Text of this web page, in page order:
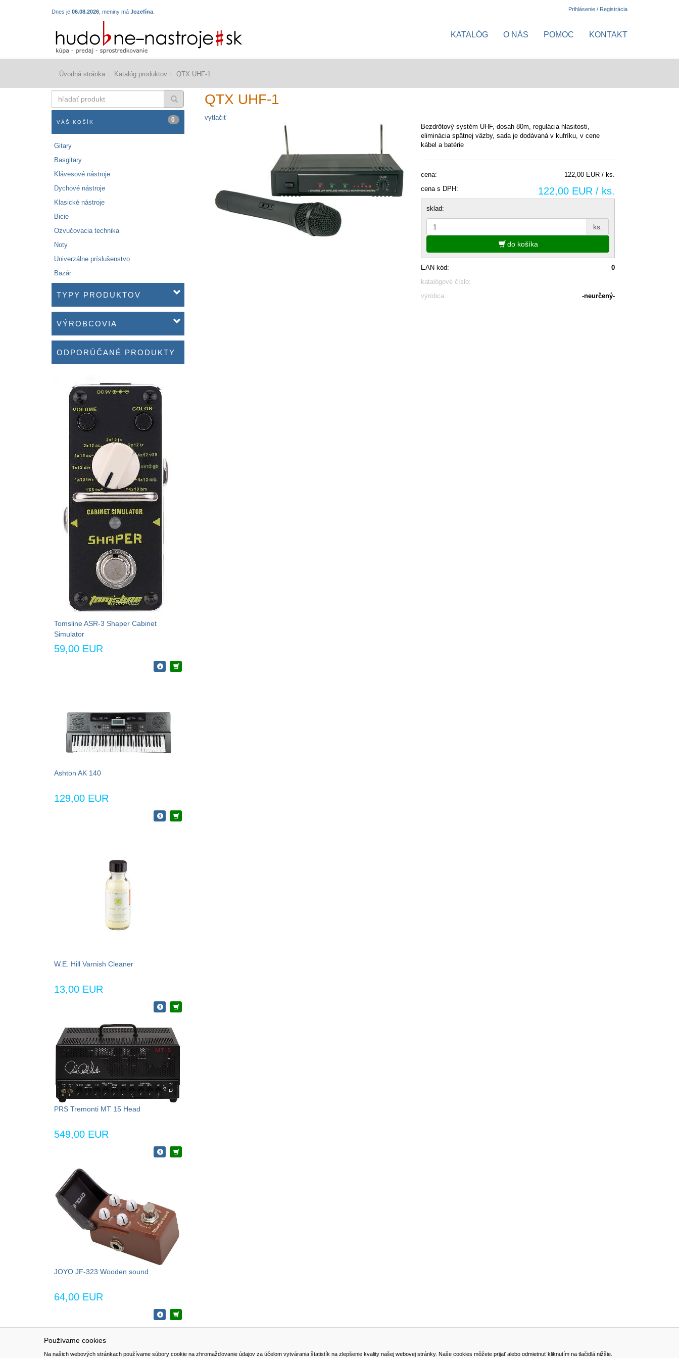
Používame cookies
Na našich webových stránkach používame súbory cookie na zhromažďovanie údajov za účelom vytvárania štatistík na zlepšenie kvality našej webovej stránky. Naše cookies môžete prijať alebo odmietnuť kliknutím na tlačidlá nižšie.
Dnes je 06.08.2026 , meniny má Jozefína Prihlásenie / Registrácia
KATALÓG O NÁS POMOC KONTAKT
Úvodná stránka Katalóg produktov QTX UHF-1
produkt
VÁŠ KOŠÍK 0
Gitary
Basgitary
Klávesové nástroje
Dychové nástroje
Klasické nástroje
Bicie
Ozvučovacia technika
Noty
Univerzálne príslušenstvo
Bazár
TYPY PRODUKTOV
VÝROBCOVIA
ODPORÚČANÉ PRODUKTY
Tomsline ASR-3 Shaper Cabinet
Simulator
59,00 EUR
Ashton AK 140
129,00 EUR
W.E. Hill Varnish Cleaner
13,00 EUR
PRS Tremonti MT 15 Head
549,00 EUR
JOYO JF-323 Wooden sound
64,00 EUR
QTX UHF-1
vytlačiť
Bezdrôtový systém UHF, dosah 80m, regulácia hlasitosti,
eliminácia spätnej väzby, sada je dodávaná v kufríku, v cene
kábel a batérie
cena:
122,00 EUR / ks.
cena s DPH:
122,00 EUR / ks.
sklad:
ks.
do košíka
EAN kód:
0
katalógové číslo:
výrobca:
-neurčený-